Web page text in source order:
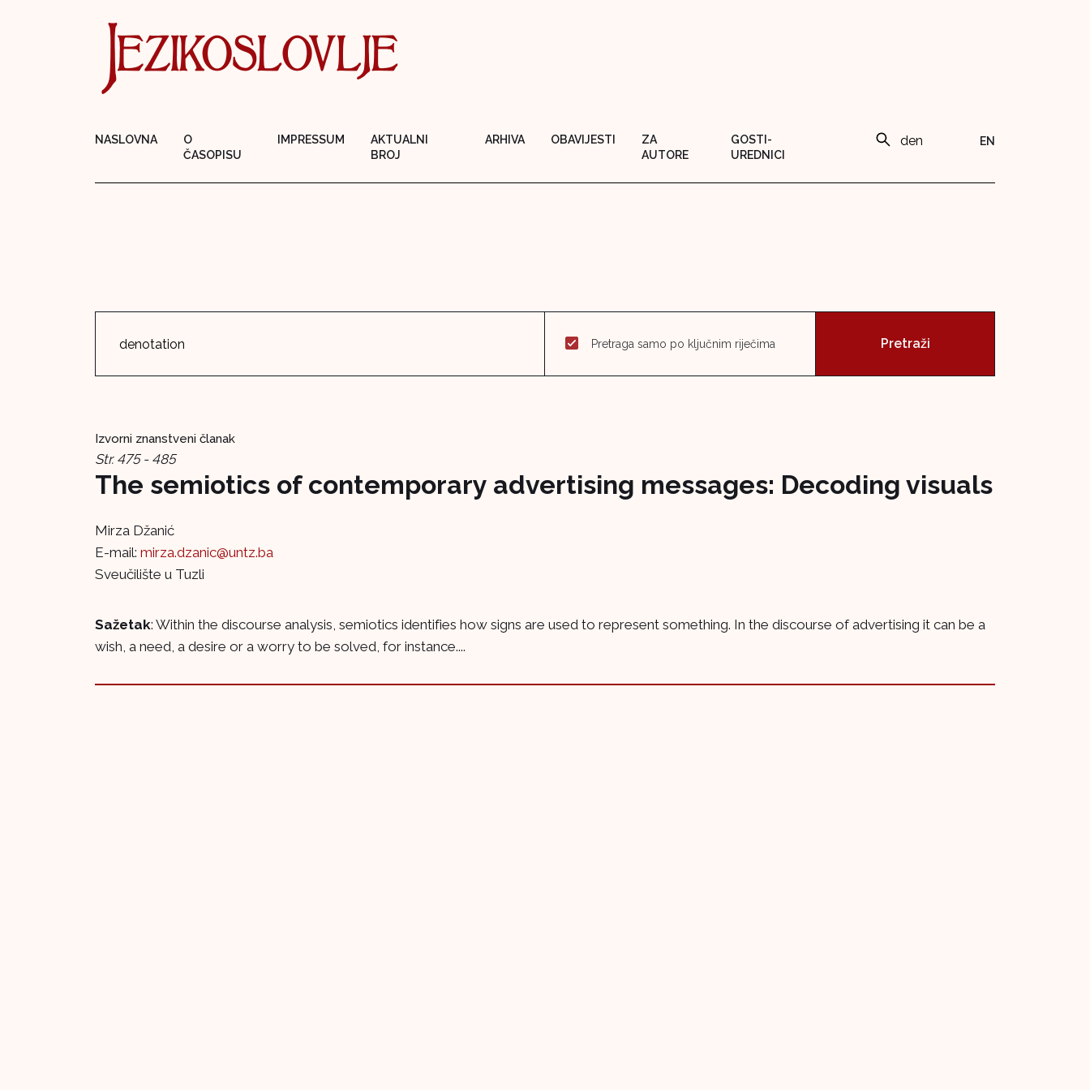
NASLOVNA
O
ČASOPISU
IMPRESSUM
AKTUALNI
BROJ
ARHIVA OBAVIJESTI
ZA
AUTORE
GOSTI-
UREDNICI
EN
Pretraga samo po ključnim riječima
Izvorni znanstveni članak
Str. 475 - 485
The semiotics of contemporary advertising messages: Decoding visuals
Mirza Džanić
E-mail: mirza.dzanic@untz.ba
Sveučilište u Tuzli
Sažetak: Within the discourse analysis, semiotics identifies how signs are used to represent something. In the discourse of advertising it can be a
wish, a need, a desire or a worry to be solved, for instance....